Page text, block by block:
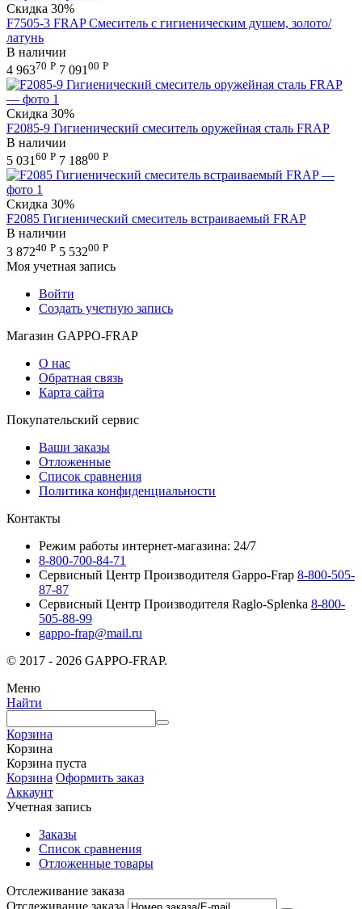
Скидка 30%
F7505-3 FRAP Смеситель с гигиеническим душем, золото/
латунь
В наличии
4 96370 Р 7 091 00 Р
Скидка 30%
F2085-9 Гигиенический смеситель оружейная сталь FRAP
В наличии
5 03160 Р 7 18800 Р
Скидка 30%
F2085 Гигиенический смеситель встраиваемый FRAP
В наличии
3 87240 Р 5 53200 Р
Моя учетная запись
Войти
Создать учетную запись
Магазин GAPPO-FRAP
О нас
Обратная связь
Карта сайта
Покупательский сервис
Ваши заказы
Отложенные
Список сравнения
Политика конфиденциальности
Контакты
Режим работы интернет-магазина: 24/7
8-800-700-84-71
Сервисный Центр Производителя Gappo-Frap 8-800-505-
87-87
Сервисный Центр Производителя Raglo-Splenka 8-800-
505-88-99
gappo-frap@mail.ru
© 2017 - 2026 GAPPO-FRAP.
Меню
Найти
Корзина
Корзина
Корзина пуста
Корзина Оформить заказ
Аккаунт
Учетная запись
Заказы
Список сравнения
Отложенные товары
Отслеживание заказа
Отслеживание заказа